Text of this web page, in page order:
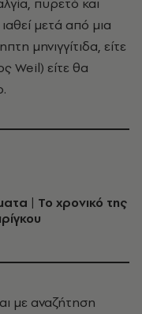
μετά από μια
μηνιγγίτιδα, είτε
Weil) είτε θα
| Το χρονικό της
με αναζήτηση